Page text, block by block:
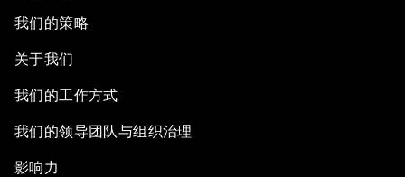
我们的策略
关于我们
我们的工作方式
我们的领导团队与组织治理
影响力